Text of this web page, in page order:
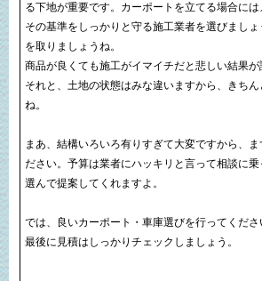
る下地が重要です。カーポートを立てる場合に
その基準をしっかりと守る施工業者を選びまし
を取りましょうね。
商品が良くても施工がイマイチだと悲しい結果
それと、土地の状態はみな違いますから、きち
ね。
まあ、結構いろいろ有りすぎて大変ですから、
ださい。予算は業者にハッキリと言って相談に
選んで提案してくれますよ。
では、良いカーポート・車庫選びを行ってくださ
最後に見積はしっかりチェックしましょう。